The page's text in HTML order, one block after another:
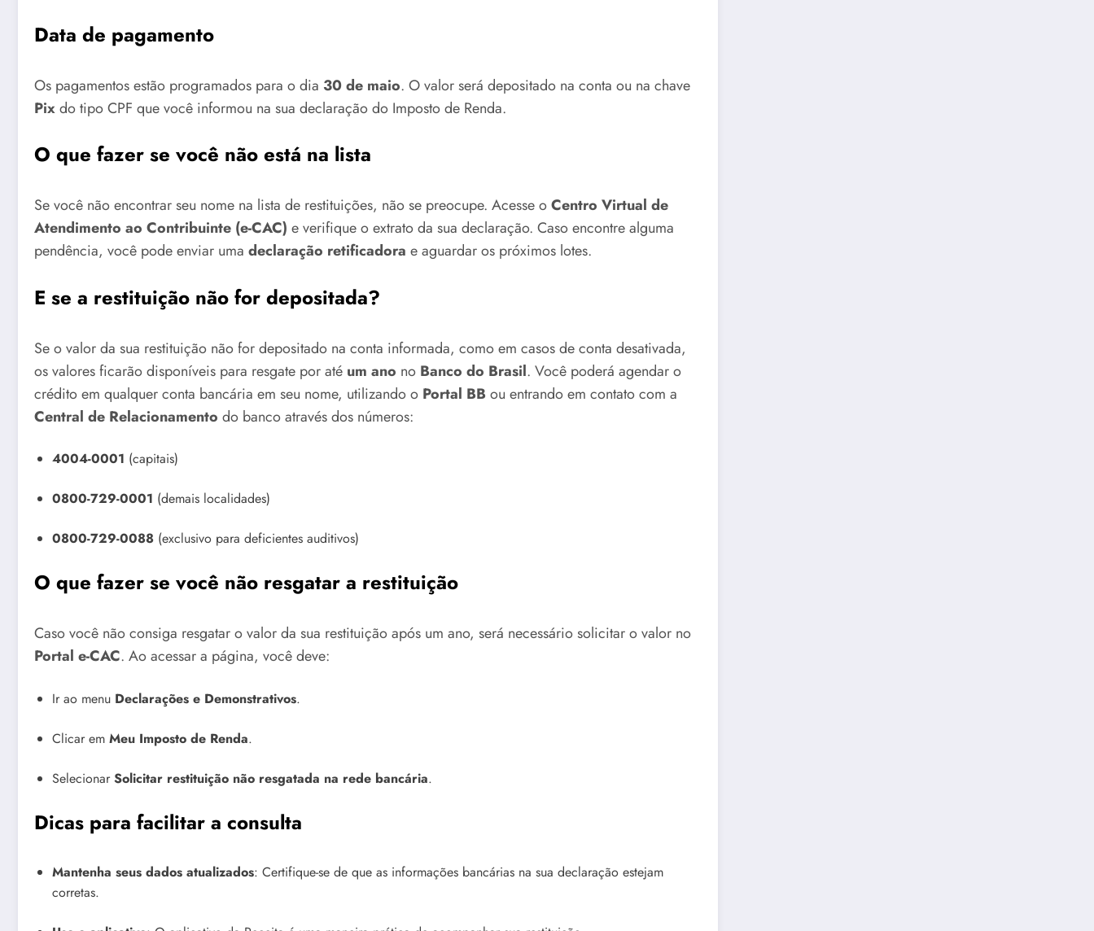
Data de pagamento
Os pagamentos estão programados para o dia 30 de maio. O valor será depositado na conta ou na chave
Pixdo tipo CPF que você informou na sua declaração do Imposto de Renda.
O que fazer se você não está na lista
Se você não encontrar seu nome na lista de restituições, não se preocupe. Acesse oCentro Virtual de
Atendimento ao Contribuinte (e-CAC) e verifique o extrato da sua declaração. Caso encontre alguma
pendência, você pode enviar uma declaração retificadora e aguardar os próximos lotes.
E se a restituição não for depositada?
Se o valor da sua restituição não for depositado na conta informada, como em casos de conta desativada,
os valores ficarão disponíveis para resgate por até um ano no Banco do Brasil. Você poderá agendar o
crédito em qualquer conta bancária em seu nome, utilizando o Portal BB ou entrando em contato com a
Central de Relacionamento do banco através dos números:
4004-0001 (capitais)
0800-729-0001 (demais localidades)
0800-729-0088 (exclusivo para deficientes auditivos)
O que fazer se você não resgatar a restituição
Caso você não consiga resgatar o valor da sua restituição após um ano, será necessário solicitar o valor no
Portal e-CAC. Ao acessar a página, você deve:
Ir ao menu Declarações e Demonstrativos.
Clicar em Meu Imposto de Renda.
Selecionar Solicitar restituição não resgatada na rede bancária.
Dicas para facilitar a consulta
Mantenha seus dados atualizados: Certifique-se de que as informações bancárias na sua declaração estejam
corretas.